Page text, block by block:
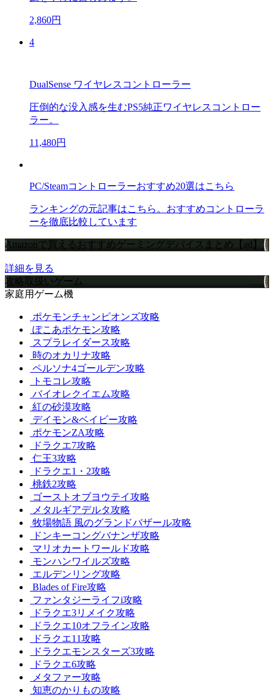
2,860円
4
DualSense ワイヤレスコントローラー
圧倒的な没入感を生むPS5純正ワイヤレスコントロー
ラー。
11,480円
PC/Steamコントローラーおすすめ20選はこちら
ランキングの元記事はこちら。おすすめコントローラ
ーを徹底比較しています
Amazonで買えるおすすめゲーミングデバイスまとめ【ad】
詳細を見る
攻略取扱いゲーム
家庭用ゲーム機
ポケモンチャンピオンズ攻略
ぽこあポケモン攻略
スプラレイダース攻略
時のオカリナ攻略
ペルソナ4ゴールデン攻略
トモコレ攻略
バイオレクイエム攻略
紅の砂漠攻略
デイモン&ベイビー攻略
ポケモンZA攻略
ドラクエ7攻略
仁王3攻略
ドラクエ1・2攻略
桃鉄2攻略
ゴーストオブヨウテイ攻略
メタルギアデルタ攻略
牧場物語 風のグランドバザール攻略
ドンキーコングバナンザ攻略
マリオカートワールド攻略
モンハンワイルズ攻略
エルデンリング攻略
Blades of Fire攻略
ファンタジーライフi攻略
ドラクエ3リメイク攻略
ドラクエ10オフライン攻略
ドラクエ11攻略
ドラクエモンスターズ3攻略
ドラクエ6攻略
メタファー攻略
知恵のかりもの攻略